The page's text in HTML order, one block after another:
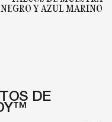
NEGRO Y AZUL MARINO
DE